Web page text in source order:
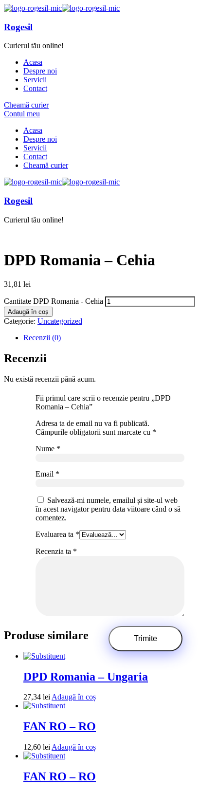
Rogesil
Curierul tău online!
Acasa
Despre noi
Servicii
Contact
Cheamă curier
Contul meu
Acasa
Despre noi
Servicii
Contact
Cheamă curier
Rogesil
Curierul tău online!
DPD Romania – Cehia
31,81 lei
Cantitate DPD Romania - Cehia
Adaugă în coș
Categorie: Uncategorized
Recenzii (0)
Recenzii
Nu există recenzii până acum.
Fii primul care scrii o recenzie pentru „DPD
Romania – Cehia”
Adresa ta de email nu va fi publicată.
Câmpurile obligatorii sunt marcate cu *
Nume *
Email *
Salvează-mi numele, emailul și site-ul web
în acest navigator pentru data viitoare când o să
comentez.
Evaluarea ta *
Recenzia ta *
Produse similare
DPD Romania – Ungaria
27,34 leiAdaugă în coș
FAN RO – RO
12,60 lei Adaugă în coș
FAN RO – RO